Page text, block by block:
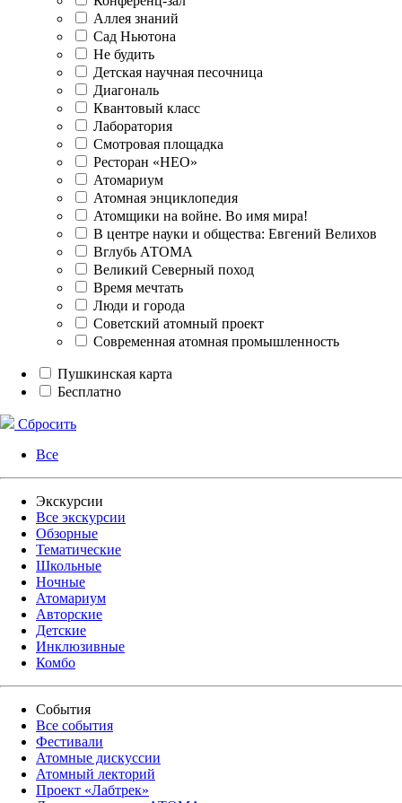
Аллея знаний
Сад Ньютона
Не будить
Детская научная песочница
Диагональ
Квантовый класс
Лаборатория
Смотровая площадка
Ресторан «НЕО»
Атомариум
Атомная энциклопедия
Атомщики на войне. Во имя мира!
В центре науки и общества: Евгений Велихов
Вглубь АТОМА
Великий Северный поход
Время мечтать
Люди и города
Советский атомный проект
Современная атомная промышленность
Пушкинская карта
Бесплатно
Сбросить
Все
Экскурсии
Все экскурсии
Обзорные
Тематические
Школьные
Ночные
Атомариум
Авторские
Детские
Инклюзивные
Комбо
События
Все события
Фестивали
Атомные дискуссии
Атомный лекторий
Проект «Лабтрек»